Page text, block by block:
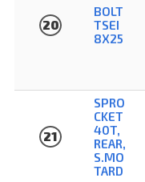
20
BOLT
TSEI
8X25
21
SPRO
CKET
40T,
REAR,
S.MO
TARD